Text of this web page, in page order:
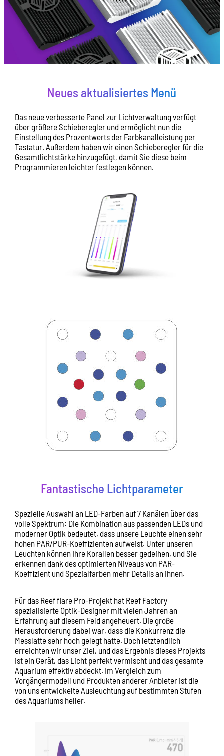
Neues aktualisiertes Menü
Das neue verbesserte Panel zur Lichtverwaltung verfügt
über größere Schieberegler und ermöglicht nun die
Einstellung des Prozentwerts der Farbkanalleistung per
Tastatur. Außerdem haben wir einen Schieberegler für die
Gesamtlichtstärke hinzugefügt, damit Sie diese beim
Programmieren leichter festlegen können.
Fantastische Lichtparameter
Spezielle Auswahl an LED-Farben auf 7 Kanälen über das
volle Spektrum: Die Kombination aus passenden LEDs und
moderner Optik bedeutet, dass unsere Leuchte einen sehr
hohen PAR/PUR-Koeffizienten aufweist. Unter unseren
Leuchten können Ihre Korallen besser gedeihen, und Sie
erkennen dank des optimierten Niveaus von PAR-
Koeffizient und Spezialfarben mehr Details an ihnen.
Für das Reef flare Pro-Projekt hat Reef Factory
spezialisierte Optik-Designer mit vielen Jahren an
Erfahrung auf diesem Feld angeheuert. Die große
Herausforderung dabei war, dass die Konkurrenz die
Messlatte sehr hoch gelegt hatte. Doch letztendlich
erreichten wir unser Ziel, und das Ergebnis dieses Projekts
ist ein Gerät, das Licht perfekt vermischt und das gesamte
Aquarium effektiv abdeckt. Im Vergleich zum
Vorgängermodell und Produkten anderer Anbieter ist die
von uns entwickelte Ausleuchtung auf bestimmten Stufen
des Aquariums heller.